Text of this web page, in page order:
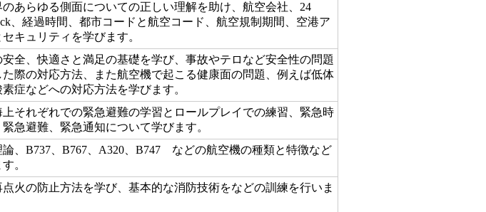
あらゆる側面についての正しい理解を助け、航空会社、24
、経過時間、都市コードと航空コード、航空規制期間、空港ア
キュリティを学びます。
安全、快適さと満足の基礎を学び、事故やテロなど安全性の問題
た際の対応方法、また航空機で起こる健康面の問題、例えば低体
症などへの対応方法を学びます。
上それぞれでの緊急避難の学習とロールプレイでの練習、緊急時
急避難、緊急通知について学びます。
論、B737、B767、A320、B747 などの航空機の種類と特徴など
。
火の防止方法を学び、基本的な消防技術をなどの訓練を行いま